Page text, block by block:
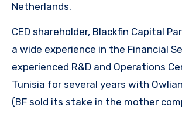
Netherlands.
CED shareholder, Blackfin Capital
a wide experience in the Financial
experienced R&D and Operations
Tunisia for several years with
(BF sold its stake in the mother